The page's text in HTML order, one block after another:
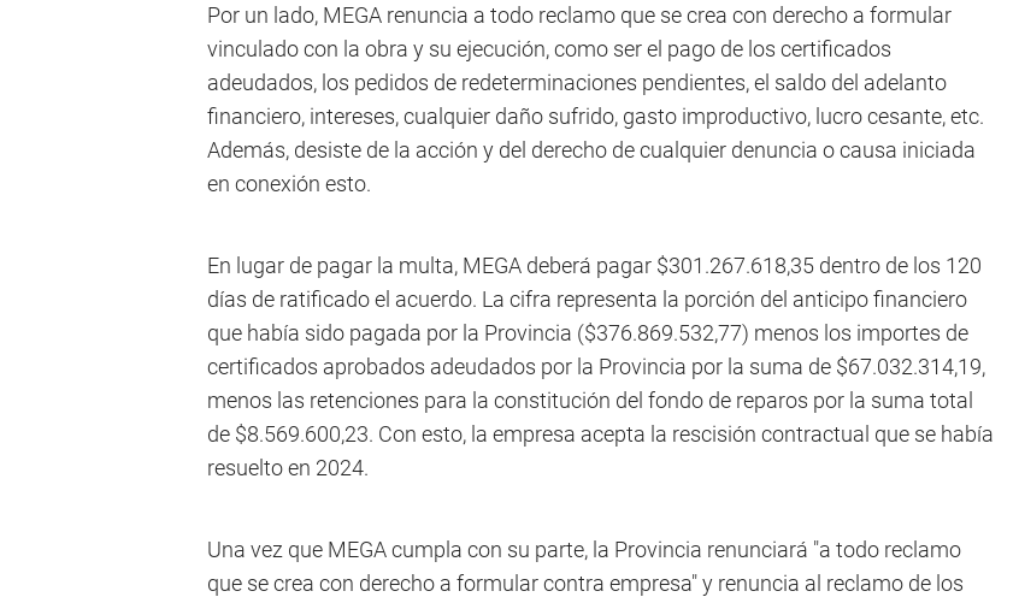
Por un lado, MEGA renuncia a todo reclamo que se crea con derecho a formular
vinculado con la obra y su ejecución, como ser el pago de los certificados
adeudados, los pedidos de redeterminaciones pendientes, el saldo del adelanto
financiero, intereses, cualquier daño sufrido, gasto improductivo, lucro cesante, etc.
Además, desiste de la acción y del derecho de cualquier denuncia o causa iniciada
en conexión esto.
En lugar de pagar la multa, MEGA deberá pagar $301.267.618,35 dentro de los 120
días de ratificado el acuerdo. La cifra representa la porción del anticipo financiero
que había sido pagada por la Provincia ($376.869.532,77) menos los importes de
certificados aprobados adeudados por la Provincia por la suma de $67.032.314,19,
menos las retenciones para la constitución del fondo de reparos por la suma total
de $8.569.600,23. Con esto, la empresa acepta la rescisión contractual que se había
resuelto en 2024.
Una vez que MEGA cumpla con su parte, la Provincia renunciará "a todo reclamo
que se crea con derecho a formular contra empresa" y renuncia al reclamo de los